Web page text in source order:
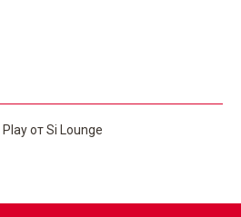
от Si Lounge